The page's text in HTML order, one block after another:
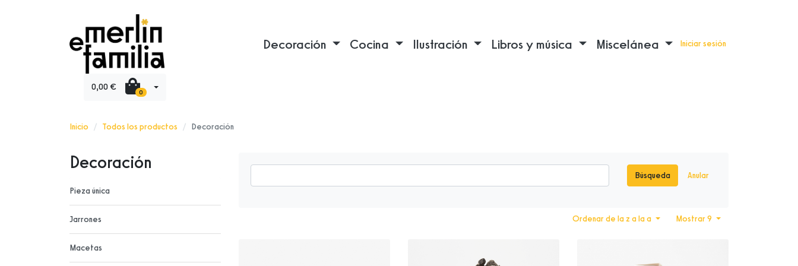
Decoración Cocina Ilustración Libros y música Miscelánea Iniciar sesión
0,00 € 0
Inicio Todos los productos Decoración
Decoración
Pieza única
Jarrones
Macetas
Búsqueda Anular
Mostrar 9
Ordenar de la z a la a